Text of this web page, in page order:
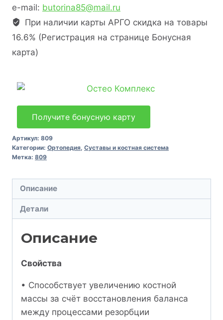
e-mail: butorina85@mail.ru
При наличии карты АРГО скидка на товары
16.6% (Регистрация на странице Бонусная
карта)
Получите бонусную карту
Артикул: 809
Категории: Ортопедия, Суставы и костная система
Метка: 809
Описание
Детали
Описание
Свойства
• Способствует увеличению костной
массы за счёт восстановления баланса
между процессами резорбции